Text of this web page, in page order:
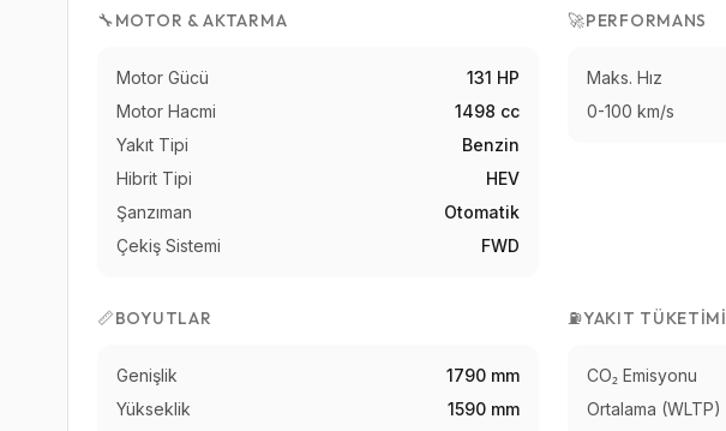
🔧MOTOR & AKTARMA
Motor Gücü
131 HP
Motor Hacmi
1498 cc
Yakıt Tipi
Benzin
Hibrit Tipi
HEV
Şanzıman
Otomatik
Çekiş Sistemi
FWD
🚀PERFORMANS
Maks. Hız
0-100 km/s
📏BOYUTLAR
Genişlik
1790 mm
Yükseklik
1590 mm
⛽YAKIT TÜKETIMI
CO₂ Emisyonu
Ortalama (WLTP)